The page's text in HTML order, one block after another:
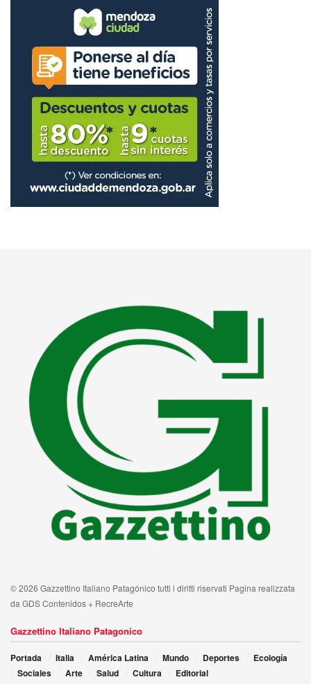
© 2026 Gazzettino Italiano Patagónico tutti i diritti riservati Pagina realizzata
da GDS Contenidos + RecreArte
Gazzettino Italiano Patagonico
Portada Italia América Latina Mundo Deportes
Ecología
Sociales
Arte Salud Cultura Editorial